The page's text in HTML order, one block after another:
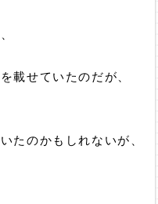
載せていたのだが、
たのかもしれないが、